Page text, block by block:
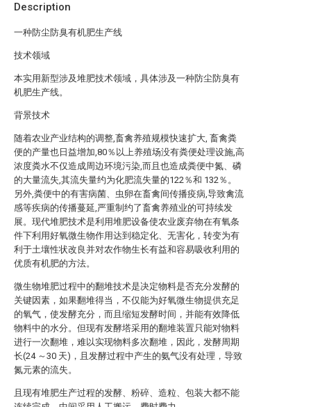
Description
一种防尘防臭有机肥生产线
技术领域
本实用新型涉及堆肥技术领域，具体涉及一种防尘防臭有
机肥生产线。
背景技术
随着农业产业结构的调整,畜禽养殖规模快速扩大, 畜禽粪
便的产量也日益增加,80％以上养殖场没有粪便处理设施,高
浓度粪水不仅造成周边环境污染,而且也造成粪便中氮、磷
的大量流失,其流失量约为化肥流失量的122％和 132％。
另外,粪便中的有害病菌、虫卵在畜禽间传播疫病,导致禽流
感等疾病的传播蔓延,严重制约了畜禽养殖业的可持续发
展。现代堆肥技术是利用堆肥设备使农业废弃物在有氧条
件下利用好氧微生物作用达到稳定化、无害化，转变为有
利于土壤性状改良并对农作物生长有益和容易吸收利用的
优质有机肥的方法。
微生物堆肥过程中的翻堆技术是决定物料是否充分发酵的
关键因素，如果翻堆得当，不仅能为好氧微生物提供充足
的氧气，使发酵充分，而且缩短发酵时间，并能有效降低
物料中的水分。但现有发酵塔采用的翻堆装置只能对物料
进行一次翻堆，难以实现物料多次翻堆，因此，发酵周期
长(24 ～30 天)，且发酵过程中产生的氨气没有处理，导致
氮元素的流失。
且现有堆肥生产过程的发酵、粉碎、造粒、包装大都不能